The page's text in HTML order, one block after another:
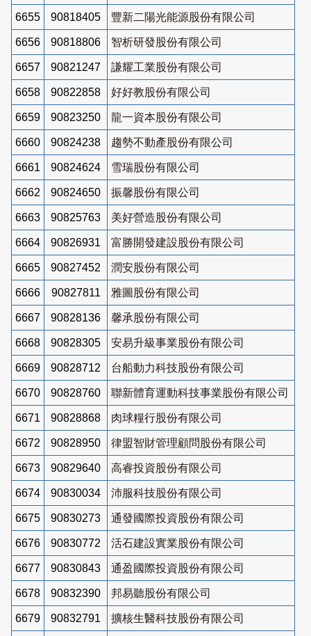
6655 90818405 豐新二陽光能源股份有限公司
6656 90818806 智析研發股份有限公司
6657 90821247 謙耀工業股份有限公司
6658 90822858 好好教股份有限公司
6659 90823250 龍一資本股份有限公司
6660 90824238 趨勢不動產股份有限公司
6661 90824624 雪瑞股份有限公司
6662 90824650 振馨股份有限公司
6663 90825763 美好營造股份有限公司
6664 90826931 富勝開發建設股份有限公司
6665 90827452 潤安股份有限公司
6666 90827811 雅圖股份有限公司
6667 90828136 馨承股份有限公司
6668 90828305 安易升級事業股份有限公司
6669 90828712 台船動力科技股份有限公司
6670 90828760 聯新體育運動科技事業股份有限公司
6671 90828868 肉球糧行股份有限公司
6672 90828950 律盟智財管理顧問股份有限公司
6673 90829640 高睿投資股份有限公司
6674 90830034 沛服科技股份有限公司
6675 90830273 通發國際投資股份有限公司
6676 90830772 活石建設實業股份有限公司
6677 90830843 通盈國際投資股份有限公司
6678 90832390 邦易聽股份有限公司
6679 90832791 擴核生醫科技股份有限公司